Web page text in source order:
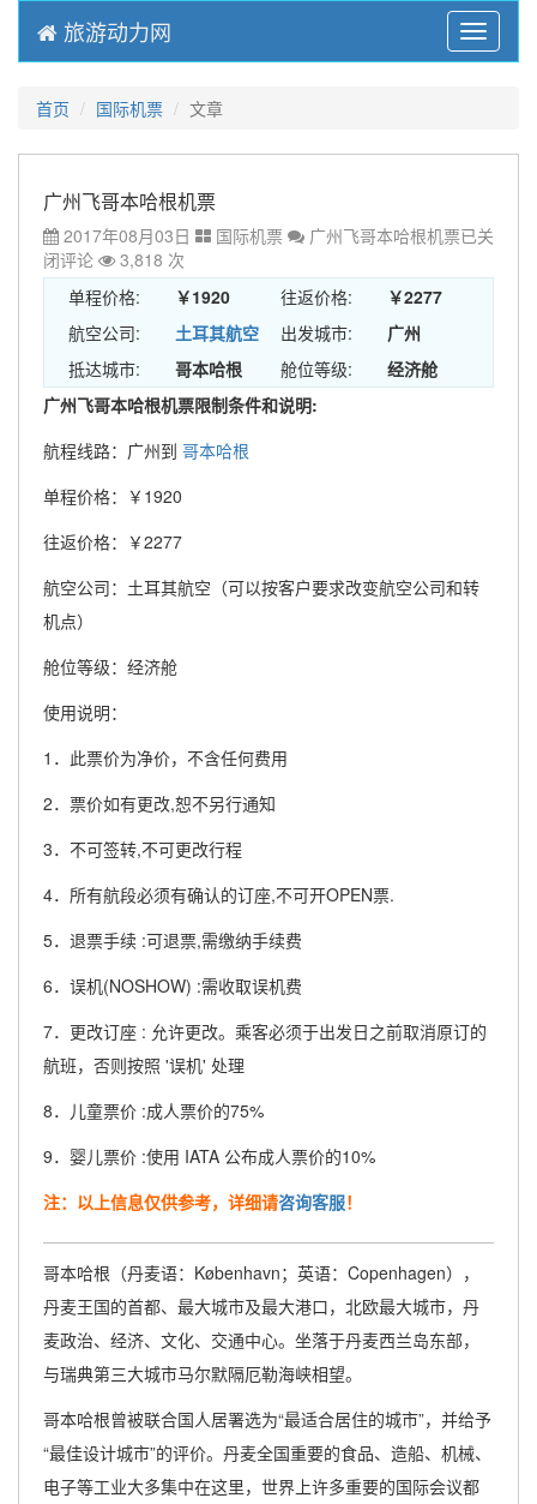
Menu
旅游动力网
首页 国际机票 文章
广州飞哥本哈根机票
2017年08月03日 国际机票 广州飞哥本哈根机票已关
闭评论
3,818 次
单程价格:
￥1920 往返价格:
￥2277
航空公司:
土耳其航空 出发城市:
广州
抵达城市:
哥本哈根 舱位等级:
经济舱
广州飞哥本哈根机票限制条件和说明:
航程线路：广州到 哥本哈根
单程价格：￥1920
往返价格：￥2277
航空公司：土耳其航空（可以按客户要求改变航空公司和转
机点）
舱位等级：经济舱
使用说明：
1．此票价为净价，不含任何费用
2．票价如有更改,恕不另行通知
3．不可签转,不可更改行程
4．所有航段必须有确认的订座,不可开OPEN票.
5．退票手续 :可退票,需缴纳手续费
6．误机(NOSHOW) :需收取误机费
7．更改订座 : 允许更改。乘客必须于出发日之前取消原订的
航班，否则按照 '误机' 处理
8．儿童票价 :成人票价的75%
9．婴儿票价 :使用 IATA 公布成人票价的10%
注：以上信息仅供参考，详细请咨询客服！
哥本哈根（丹麦语：København；英语：Copenhagen），
丹麦王国的首都、最大城市及最大港口，北欧最大城市，丹
麦政治、经济、文化、交通中心。坐落于丹麦西兰岛东部，
与瑞典第三大城市马尔默隔厄勒海峡相望。
哥本哈根曾被联合国人居署选为“最适合居住的城市”，并给予
“最佳设计城市”的评价。丹麦全国重要的食品、造船、机械、
电子等工业大多集中在这里，世界上许多重要的国际会议都